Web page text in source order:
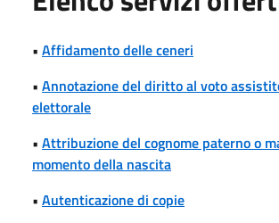
• Affidamento delle ceneri
• Annotazione del diritto al voto
elettorale
• Attribuzione del cognome paterno o
momento della nascita
• Autenticazione di copie